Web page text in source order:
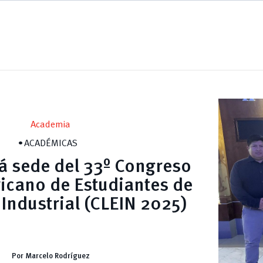
Academia
ACADÉMICAS
sede del 33º Congreso
de Estudiantes de
(CLEIN 2025)
Por Marcelo Rodríguez